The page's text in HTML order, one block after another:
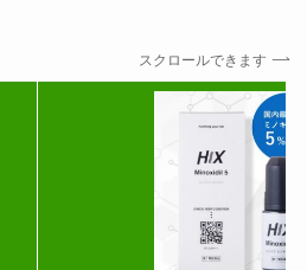
スクロールできます